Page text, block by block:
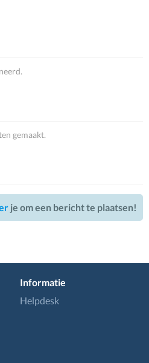
gemaakt.
je om een bericht te plaatsen!
Informatie
Helpdesk